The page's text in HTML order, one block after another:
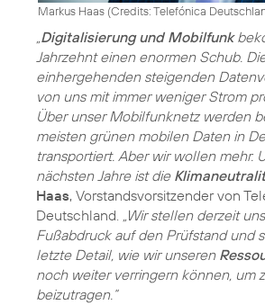
Markus Haas (Credits: Telefónica
„Digitalisierung und Mobilfunk
Jahrzehnt einen enormen Schub.
einhergehenden steigenden
von uns mit immer weniger Strom
Über unser Mobilfunknetz werden
meisten grünen mobilen Daten in
transportiert. Aber wir wollen mehr.
nächsten Jahre ist die
Haas, Vorstandsvorsitzender von
Deutschland. „Wir stellen derzeit
Fußabdruck auf den Prüfstand und
letzte Detail, wie wir unseren
noch weiter verringern können, um
beizutragen.“